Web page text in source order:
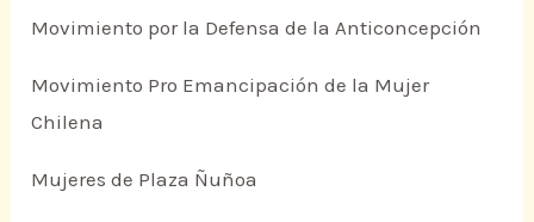
Movimiento por la Defensa de la Anticoncepción
Movimiento Pro Emancipación de la Mujer
Chilena
Mujeres de Plaza Ñuñoa